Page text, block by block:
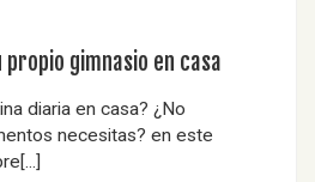
gimnasio en casa
diaria en casa? ¿No
necesitas? en este